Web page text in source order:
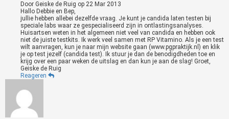
Door Geiske de Ruig op 22 Mar 2013
Hallo Debbie en Bep,
jullie hebben allebei dezelfde vraag. Je kunt je candida laten testen bij
speciale labs waar ze gespecialiseerd zijn in ontlastingsanalyses.
Huisartsen weten in het algemeen niet veel van candida en hebben ook
niet de juiste testkits. Ik werk veel samen met RP Vitamino. Als je een test
wilt aanvragen, kun je naar mijn website gaan (www.pgpraktijk.nl) en klik
je op test jezelf (candida test). Ik stuur je dan de benodigdheden toe en
krijg over een paar weken de uitslag en dan kun je aan de slag! Groet,
Geiske de Ruig
Reageren